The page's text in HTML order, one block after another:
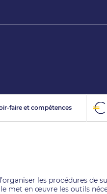
faire et compétences
les procédures de
met en œuvre les outils